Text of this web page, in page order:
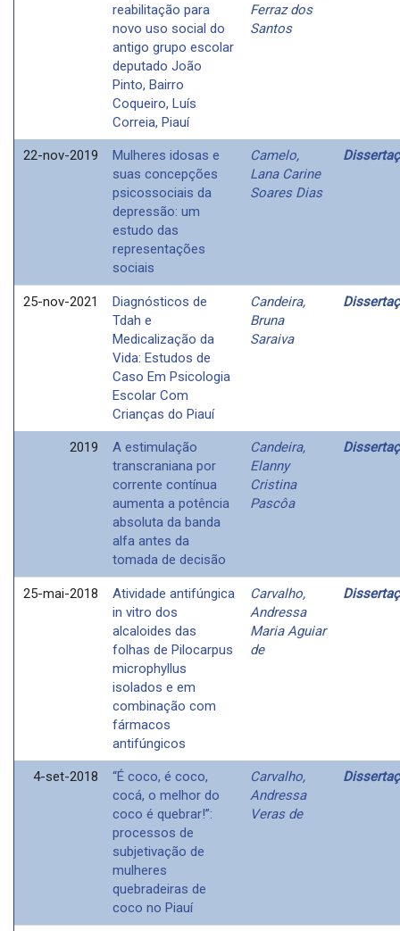
reabilitação para
novo uso social do
antigo grupo escolar
deputado João
Pinto, Bairro
Coqueiro, Luís
Correia, Piauí
Ferraz dos
Santos
22-nov-2019
Mulheres idosas e
suas concepções
psicossociais da
depressão: um
estudo das
representações
sociais
Camelo,
Lana Carine
Soares Dias
25-nov-2021
Diagnósticos de
Tdah e
Medicalização da
Vida: Estudos de
Caso Em Psicologia
Escolar Com
Crianças do Piauí
Candeira,
Bruna
Saraiva
2019
A estimulação
transcraniana por
corrente contínua
aumenta a potência
absoluta da banda
alfa antes da
tomada de decisão
Candeira,
Elanny
Cristina
Pascôa
25-mai-2018
Atividade antifúngica
in vitro dos
alcaloides das
folhas de Pilocarpus
microphyllus
isolados e em
combinação com
fármacos
antifúngicos
Carvalho,
Andressa
Maria Aguiar
de
4-set-2018
“É coco, é coco,
cocá, o melhor do
coco é quebrar!”:
processos de
subjetivação de
mulheres
quebradeiras de
coco no Piauí
Carvalho,
Andressa
Veras de